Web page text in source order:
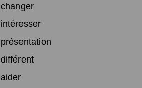
changer
intéresser
présentation
différent
aider